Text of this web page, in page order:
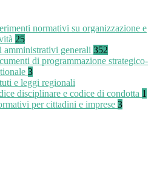
normativi su organizzazione e
25
amministrativi generali 352
di programmazione strategico-
3
e leggi regionali
disciplinare e codice di condotta 1
per cittadini e imprese 3